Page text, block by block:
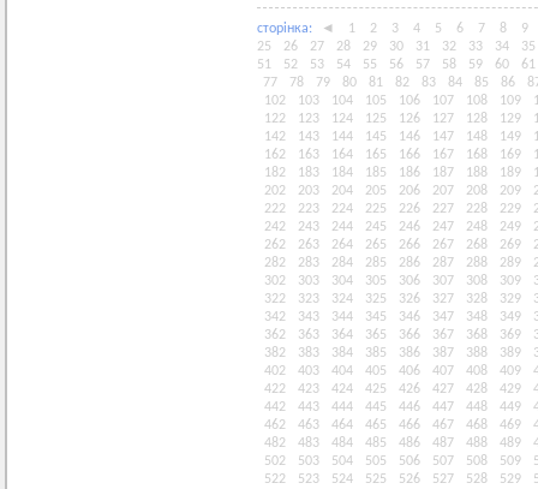
сторiнка: ◄ 1 2 3 4 5 6 7 8
9
25
26 27 28 29 30 31 32 33 34
35
51
52 53 54 55 56 57 58 59 60
61
77
78 79 80 81 82 83 84 85 86
102
103 104 105 106 107 108 109
122
123 124 125 126 127 128 129
142
143 144 145 146 147 148 149
162
163 164 165 166 167 168 169
182
183 184 185 186 187 188 189
202
203 204 205 206 207 208 209
222
223 224 225 226 227 228 229
242
243 244 245 246 247 248 249
262
263 264 265 266 267 268 269
282
283 284 285 286 287 288 289
302
303 304 305 306 307 308 309
322
323 324 325 326 327 328 329
342
343 344 345 346 347 348 349
362
363 364 365 366 367 368 369
382
383 384 385 386 387 388 389
402
403 404 405 406 407 408 409
422
423 424 425 426 427 428 429
442
443 444 445 446 447 448 449
462
463 464 465 466 467 468 469
482
483 484 485 486 487 488 489
502
503 504 505 506 507 508 509
522
523 524 525 526 527 528 529